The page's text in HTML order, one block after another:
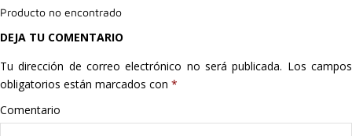
Hogar
Informática
Listas
Producto no encontrado
DEJA TU COMENTARIO
Tu dirección de correo electrónico no será publicada. Los campos
obligatorios están marcados con *
Comentario